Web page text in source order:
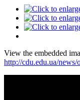
View the embedded
http://cdu.edu.ua/